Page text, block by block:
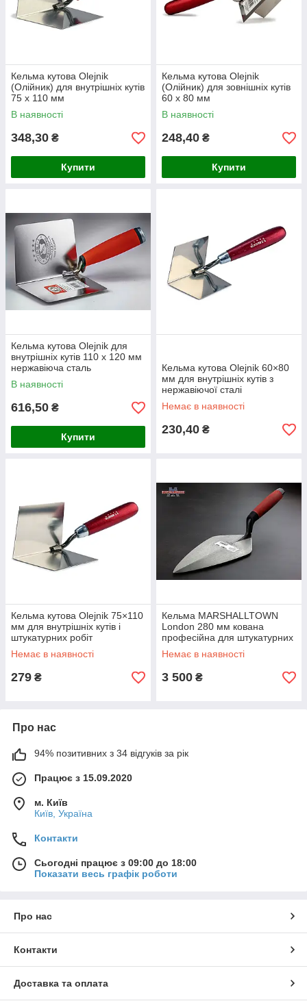
Кельма кутова Olejnik
(Олійник) для внутрішніх кутів
75 х 110 мм
В наявності
348,30 ₴
Купити
Кельма кутова Olejnik
(Олійник) для зовнішніх кутів
60 х 80 мм
В наявності
248,40 ₴
Купити
Кельма кутова Olejnik для
внутрішніх кутів 110 х 120 мм
нержавіюча сталь
В наявності
616,50 ₴
Купити
Кельма кутова Olejnik 60×80
мм для внутрішніх кутів з
нержавіючої сталі
Немає в наявності
230,40 ₴
Кельма кутова Olejnik 75×110
мм для внутрішніх кутів і
штукатурних робіт
Немає в наявності
279 ₴
Кельма MARSHALLTOWN
London 280 мм кована
професійна для штукатурних
робіт
Немає в наявності
3 500 ₴
Про нас
94% позитивних з 34 відгуків за рік
Працює з 15.09.2020
м. Київ
Київ, Україна
Контакти
Сьогодні працює з 09:00 до 18:00
Показати весь графік роботи
Про нас
Контакти
Доставка та оплата